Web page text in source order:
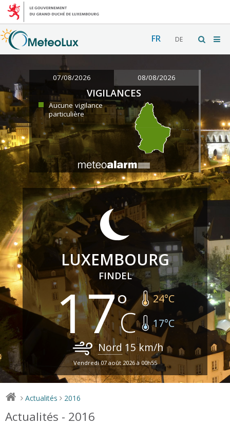
FR DE
07/08/2026 08/08/2026
VIGILANCES
Aucune vigilance
particulière
LUXEMBOURG
FINDEL
17 24°C
17°C
Nord 15km/h
Vendredi 07 août 2026 à 00h55
> Actualités > 2016
Actualités - 2016